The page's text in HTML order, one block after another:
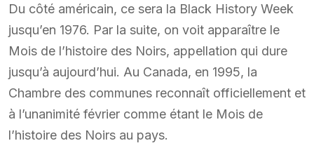
Du côté américain, ce sera la Black History Week
jusqu’en 1976. Par la suite, on voit apparaître le
Mois de l’histoire des Noirs, appellation qui dure
jusqu’à aujourd’hui. Au Canada, en 1995, la
Chambre des communes reconnaît officiellement et
à l’unanimité février comme étant le Mois de
l’histoire des Noirs au pays.